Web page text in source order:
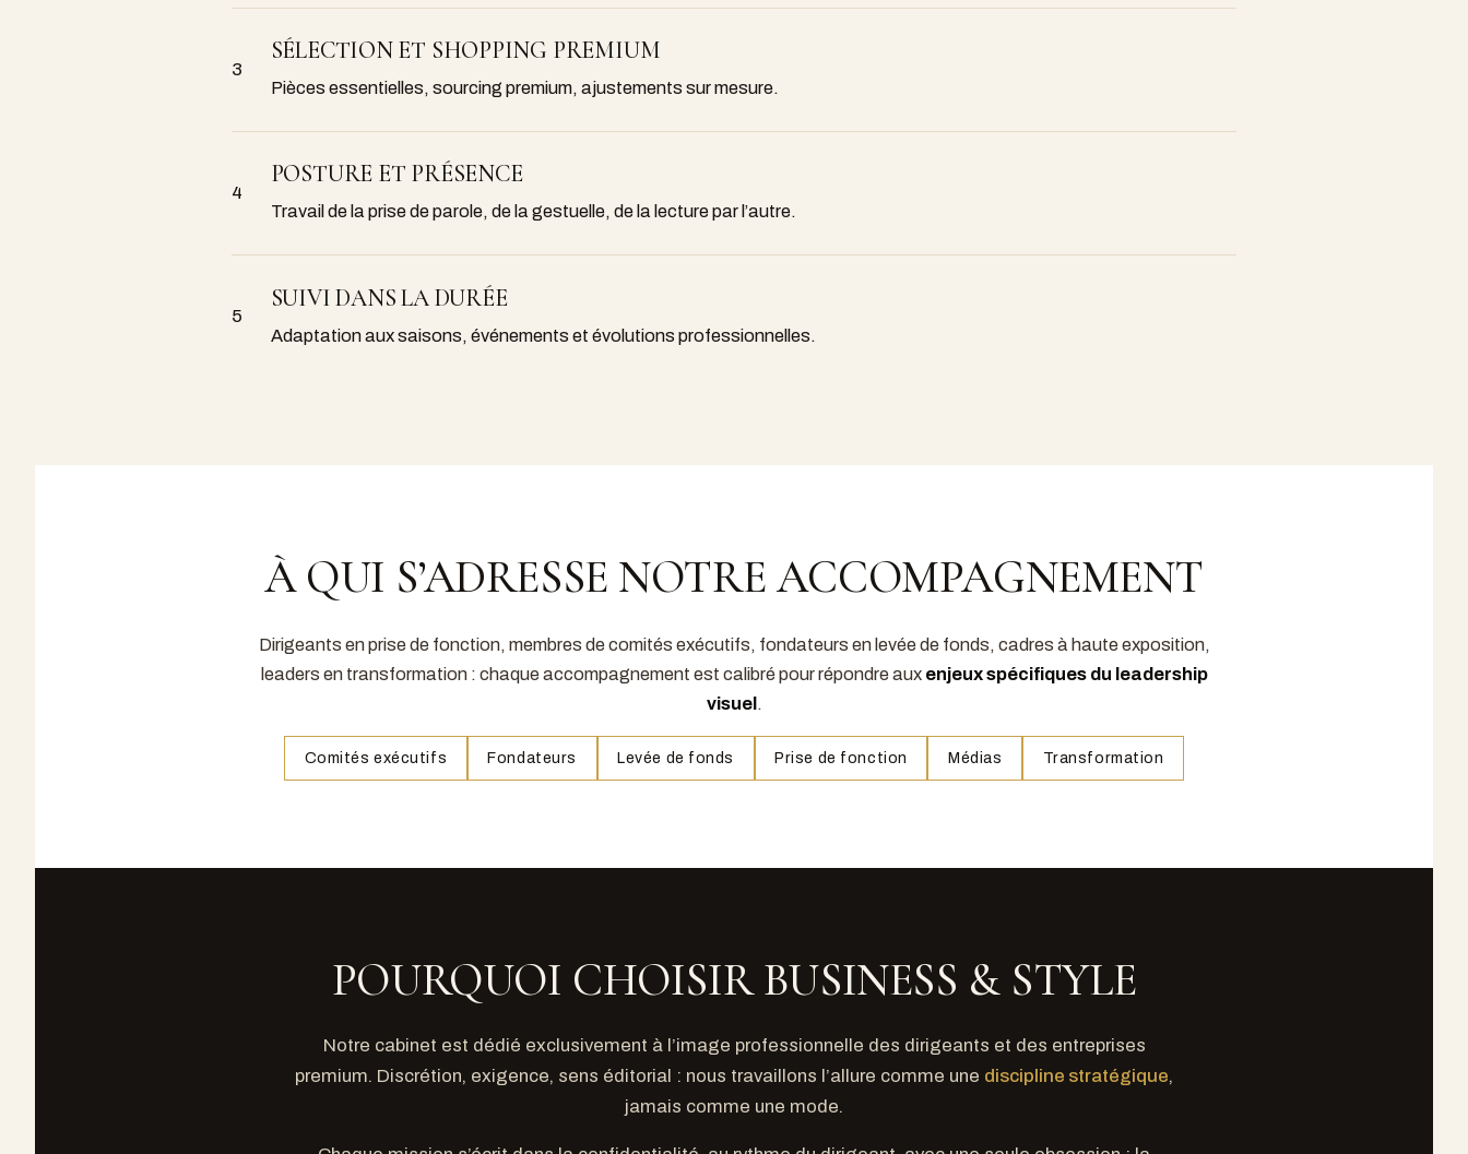
3
SÉLECTION ET SHOPPING PREMIUM
Pièces essentielles, sourcing premium, ajustements sur mesure.
4
POSTURE ET PRÉSENCE
Travail de la prise de parole, de la gestuelle, de la lecture par l’autre.
5
SUIVI DANS LA DURÉE
Adaptation aux saisons, événements et évolutions professionnelles.
À QUI S’ADRESSE NOTRE ACCOMPAGNEMENT
Dirigeants en prise de fonction, membres de comités exécutifs, fondateurs en levée de fonds, cadres à haute exposition,
leaders en transformation : chaque accompagnement est calibré pour répondre aux enjeux spécifiques du leadership
visuel .
Comités exécutifs Fondateurs Levée de fonds Prise de fonction Médias Transformation
POURQUOI CHOISIR BUSINESS & STYLE
Notre cabinet est dédié exclusivement à l’image professionnelle des dirigeants et des entreprises
premium. Discrétion, exigence, sens éditorial : nous travaillons l’allure comme une discipline stratégique,
jamais comme une mode.